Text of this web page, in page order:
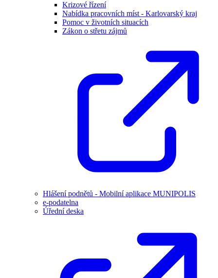
Krizové řízení
Nabídka pracovních míst - Karlovarský kraj
Pomoc v životních situacích
Zákon o střetu zájmů
Hlášení podnětů - Mobilní aplikace MUNIPOLIS
e-podatelna
Úřední deska